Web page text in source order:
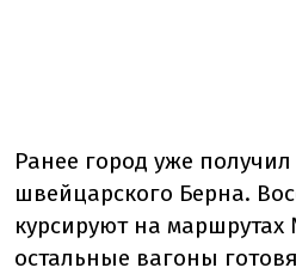
Ранее город уже получил
швейцарского Берна.
курсируют на
остальные вагоны